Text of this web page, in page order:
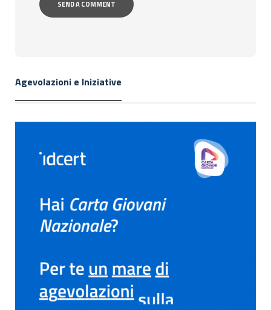
Agevolazioni e Iniziative